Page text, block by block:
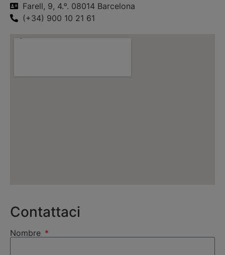
Farell, 9, 4.ᵒ. 08014 Barcelona
(+34) 900 10 21 61
Contattaci
Nombre